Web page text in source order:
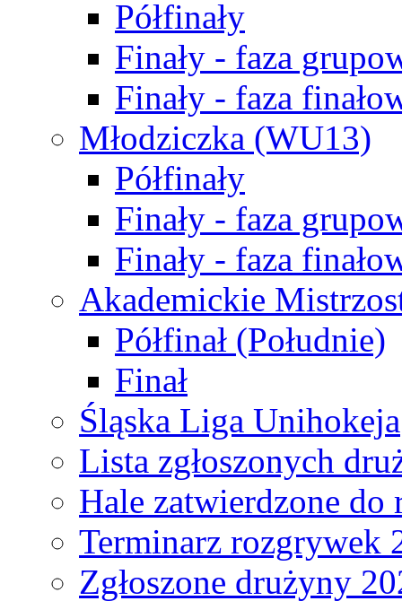
Półfinały
Finały - faza
Finały - faza
Młodziczka (WU13)
Półfinały
Finały - faza
Finały - faza
Akademickie
Półfinał (Południe)
Finał
Śląska Liga Unihokeja
Lista zgłoszonych
Hale zatwierdzone do
Terminarz rozgrywek
Zgłoszone drużyny